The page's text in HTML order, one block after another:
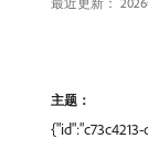
主题：